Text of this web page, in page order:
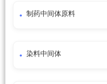
制药中间体原料
染料中间体